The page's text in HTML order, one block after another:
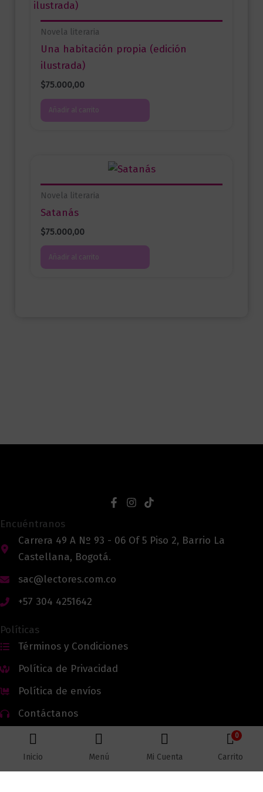
Novela literaria
Una habitación propia (edición
ilustrada)
$75.000,00
Añadir al carrito
Novela literaria
Satanás
$75.000,00
Añadir al carrito
Encuéntranos
Carrera 49 A Nº 93 - 06 Of 5 Piso 2, Barrio La
Castellana, Bogotá.
sac@lectores.com.co
+57 304 4251642
Políticas
Términos y Condiciones
Política de Privacidad
Política de envíos
Contáctanos
Todos los derechos reservados © 2026 Lectores.co |
Inicio Menú Mi Cuenta
0
Carrito